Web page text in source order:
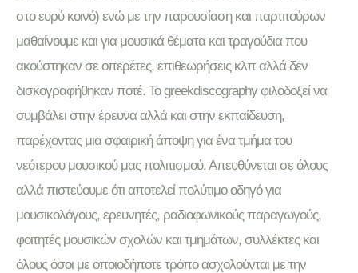
στο ευρύ κοινό) ενώ με την παρουσίαση και παρτιτούρων
μαθαίνουμε και για μουσικά θέματα και τραγούδια που
ακούστηκαν σε οπερέτες, επιθεωρήσεις κλπ αλλά δεν
δισκογραφήθηκαν ποτέ. Το greekdiscography φιλοδοξεί να
συμβάλει στην έρευνα αλλά και στην εκπαίδευση,
παρέχοντας μια σφαιρική άποψη για ένα τμήμα του
νεότερου μουσικού μας πολιτισμού. Απευθύνεται σε όλους
αλλά πιστεύουμε ότι αποτελεί πολύτιμο οδηγό για
μουσικολόγους, ερευνητές, ραδιοφωνικούς παραγωγούς,
φοιτητές μουσικών σχολών και τμημάτων, συλλέκτες και
όλους όσοι με οποιοδήποτε τρόπο ασχολούνται με την